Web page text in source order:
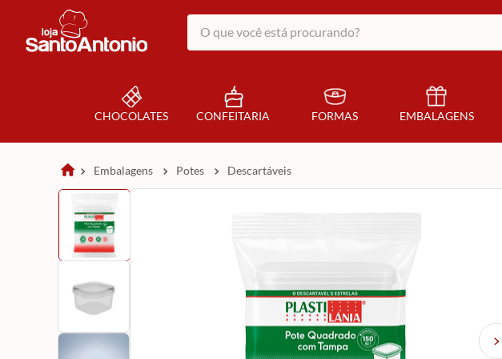
O que você está procurando?
CHOCOLATES CONFEITARIA FORMAS EMBALAGENS
embalagens potes descartáveis